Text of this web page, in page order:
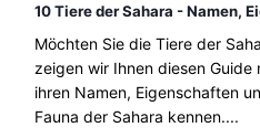
10 Tiere der Sahara - Namen,
Möchten Sie die Tiere der
zeigen wir Ihnen diesen Guide
ihren Namen, Eigenschaften
Fauna der Sahara kennen....